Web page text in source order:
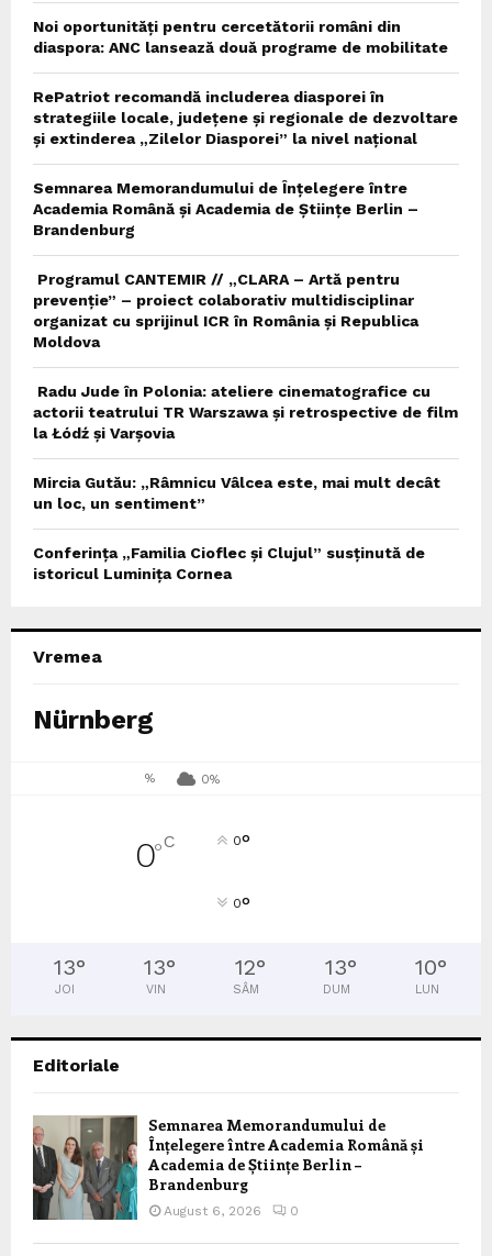
Noi oportunități pentru cercetătorii români din
diaspora: ANC lansează două programe de mobilitate
RePatriot recomandă includerea diasporei în
strategiile locale, județene și regionale de dezvoltare
și extinderea „Zilelor Diasporei” la nivel național
Semnarea Memorandumului de Înțelegere între
Academia Română și Academia de Științe Berlin –
Brandenburg
Programul CANTEMIR // „CLARA – Artă pentru
prevenție” – proiect colaborativ multidisciplinar
organizat cu sprijinul ICR în România și Republica
Moldova
Radu Jude în Polonia: ateliere cinematografice cu
actorii teatrului TR Warszawa și retrospective de film
la Łódź și Varșovia
Mircia Gutău: „Râmnicu Vâlcea este, mai mult decât
un loc, un sentiment”
Conferința „Familia Cioflec și Clujul” susținută de
istoricul Luminița Cornea
Vremea
Nürnberg
% 0%
0°C 0°
0°
13°
JOI
13°
VIN
12°
SÂM
13°
DUM
10°
LUN
Editoriale
Semnarea Memorandumului de
Înțelegere între Academia Română și
Academia de Științe Berlin –
Brandenburg
August 6, 2026 0